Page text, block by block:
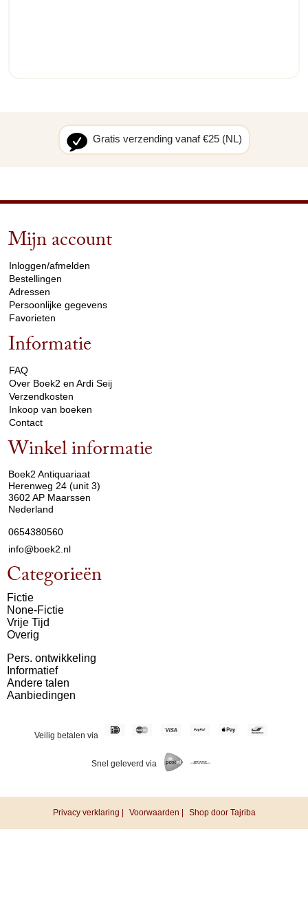
Gratis verzending vanaf €25 (NL)
Mijn account
Inloggen/afmelden
Bestellingen
Adressen
Persoonlijke gegevens
Favorieten
Informatie
FAQ
Over Boek2 en Ardi Seij
Verzendkosten
Inkoop van boeken
Contact
Winkel informatie
Boek2 Antiquariaat
Herenweg 24 (unit 3)
3602 AP Maarssen
Nederland
0654380560
info@boek2.nl
Categorieën
Fictie
None-Fictie
Vrije Tijd
Overig
Pers. ontwikkeling
Informatief
Andere talen
Aanbiedingen
Veilig betalen via
Snel geleverd via
Privacy verklaring | Voorwaarden | Shop door Tajriba